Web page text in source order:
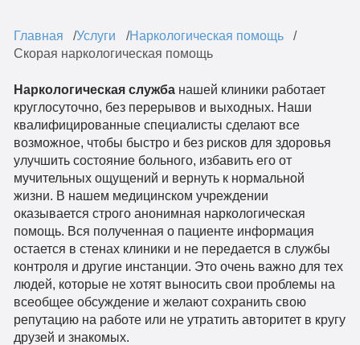
Главная Услуги
Наркологическая помощь
Скорая наркологическая помощь
Наркологическая службанашей клиники работает
круглосуточно, без перерывов и выходных. Наши
квалифицированные специалисты сделают все
возможное, чтобы быстро и без рисков для здоровья
улучшить состояние больного, избавить его от
мучительных ощущений и вернуть к нормальной
жизни. В нашем медицинском учреждении
оказывается строго анонимная наркологическая
помощь. Вся полученная о пациенте информация
остается в стенах клиники и не передается в службы
контроля и другие инстанции. Это очень важно для тех
людей, которые не хотят выносить свои проблемы на
всеобщее обсуждение и желают сохранить свою
репутацию на работе или не утратить авторитет в кругу
друзей и знакомых.